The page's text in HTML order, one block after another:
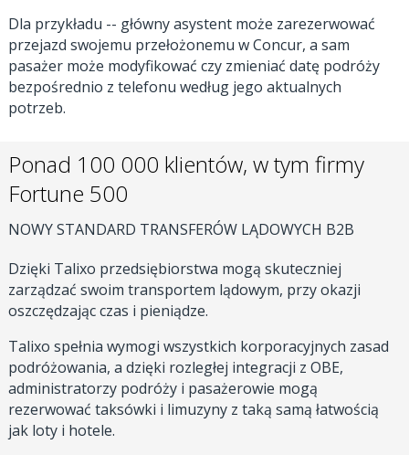
Dla przykładu -- główny asystent może zarezerwować
przejazd swojemu przełożonemu w Concur, a sam
pasażer może modyfikować czy zmieniać datę podróży
bezpośrednio z telefonu według jego aktualnych
potrzeb.
Ponad 100 000 klientów, w tym firmy
Fortune 500
NOWY STANDARD TRANSFERÓW LĄDOWYCH B2B
Dzięki Talixo przedsiębiorstwa mogą skuteczniej
zarządzać swoim transportem lądowym, przy okazji
oszczędzając czas i pieniądze.
Talixo spełnia wymogi wszystkich korporacyjnych zasad
podróżowania, a dzięki rozległej integracji z OBE,
administratorzy podróży i pasażerowie mogą
rezerwować taksówki i limuzyny z taką samą łatwością
jak loty i hotele.